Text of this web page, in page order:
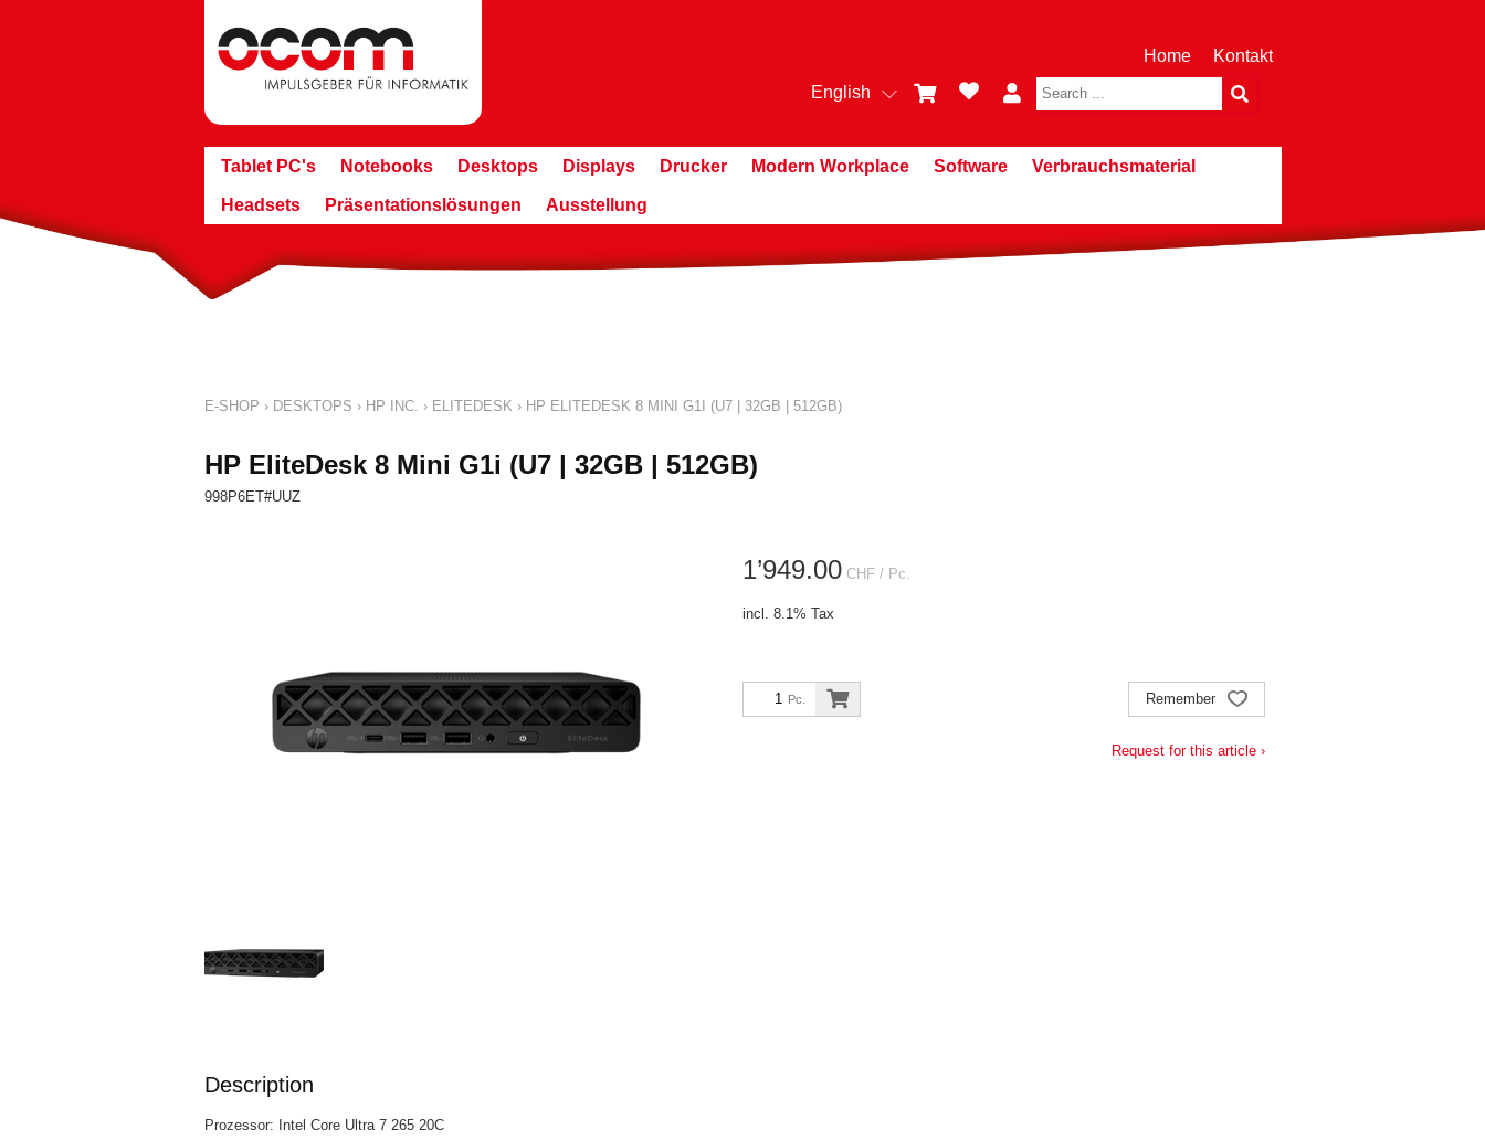
Home
Kontakt
English
Tablet PC's Notebooks Desktops Displays Drucker Modern Workplace Software Verbrauchsmaterial
Headsets Präsentationslösungen Ausstellung
E-SHOP › DESKTOPS › HP INC. › ELITEDESK › HP ELITEDESK 8 MINI G1I (U7 | 32GB | 512GB)
HP EliteDesk 8 Mini G1i (U7 | 32GB | 512GB)
998P6ET#UUZ
1’949.00 CHF / Pc.
incl. 8.1% Tax
Pc. Remember
Request for this article ›
Description
Prozessor: Intel Core Ultra 7 265 20C